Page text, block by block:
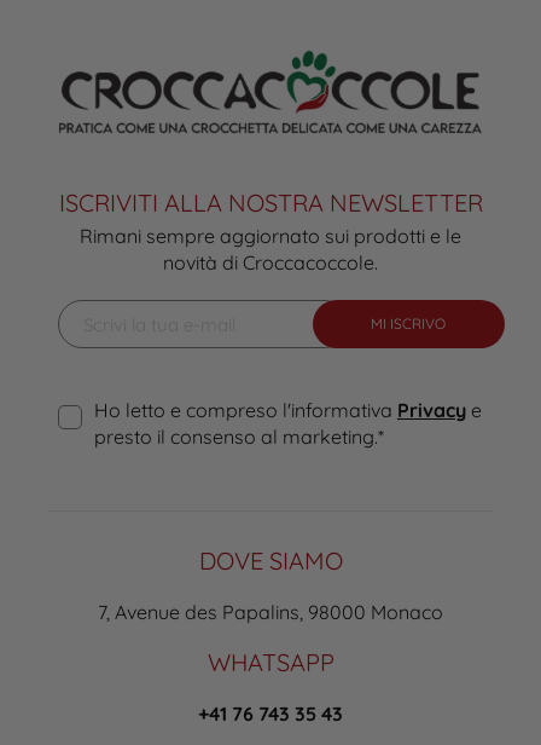
ISCRIVITI ALLA NOSTRA NEWSLETTER
Rimani sempre aggiornato sui prodotti e le
novità di Croccacoccole.
MI ISCRIVO
Ho letto e compreso l'informativa Privacye
presto il consenso al marketing.*
DOVE SIAMO
7, Avenue des Papalins, 98000 Monaco
WHATSAPP
+41 76 743 35 43